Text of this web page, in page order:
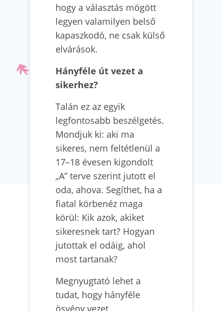
hogy a választás mögött
legyen valamilyen belső
kapaszkodó, ne csak külső
elvárások.
Hányféle út vezet a
sikerhez?
Talán ez az egyik
legfontosabb beszélgetés.
Mondjuk ki: aki ma
sikeres, nem feltétlenül a
17–18 évesen kigondolt
„A” terve szerint jutott el
oda, ahova. Segíthet, ha a
fiatal körbenéz maga
körül: Kik azok, akiket
sikeresnek tart? Hogyan
jutottak el odáig, ahol
most tartanak?
Megnyugtató lehet a
tudat, hogy hányféle
ösvény vezet